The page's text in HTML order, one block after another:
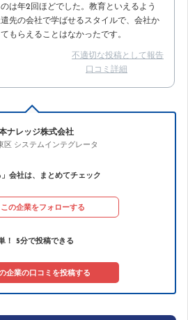
は年2回ほどでした。教育といえるよう
先の会社で学ばせるスタイルで、会社か
もらえることはなかったです。
不適切な投稿として報告
口コミ詳細
ナレッジ株式会社
区 システムインテグレータ
」会社は、まとめてチェック
この企業をフォローする
！ 5分で投稿できる
企業の口コミを投稿する